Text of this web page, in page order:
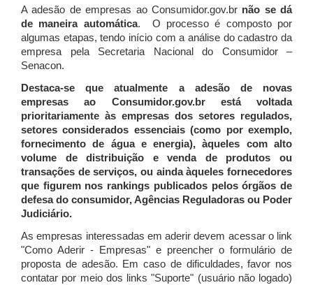
A adesão de empresas ao Consumidor.gov.br não se dá
de maneira automática. O processo é composto por
algumas etapas, tendo início com a análise do cadastro da
empresa pela Secretaria Nacional do Consumidor –
Senacon.
Destaca-se que atualmente a adesão de novas
empresas ao Consumidor.gov.br está voltada
prioritariamente às empresas dos setores regulados,
setores considerados essenciais (como por exemplo,
fornecimento de água e energia), àqueles com alto
volume de distribuição e venda de produtos ou
transações de serviços, ou ainda àqueles fornecedores
que figurem nos rankings publicados pelos órgãos de
defesa do consumidor, Agências Reguladoras ou Poder
Judiciário.
As empresas interessadas em aderir devem acessar o link
"Como Aderir - Empresas" e preencher o formulário de
proposta de adesão. Em caso de dificuldades, favor nos
contatar por meio dos links "Suporte" (usuário não logado)